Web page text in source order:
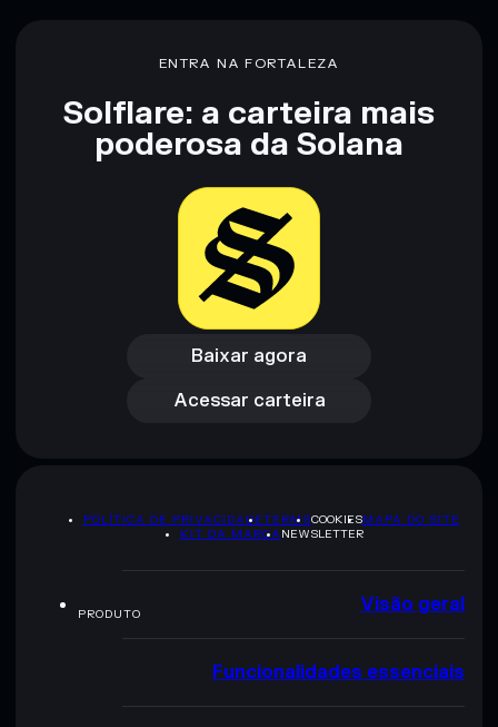
pesquisa. Dados fornecidos pelo rugcheck.xyz.
ENTRA NA FORTALEZA
Solflare: a carteira mais
poderosa da Solana
Baixar agora
Baixar agora
Acessar carteira
Acessar carteira
POLÍTICA DE PRIVACIDADETERMSCOOKIESMAPA DO SITE
KIT DA MARCA NEWSLETTER
PRODUTO Visão geral
Funcionalidades essenciais